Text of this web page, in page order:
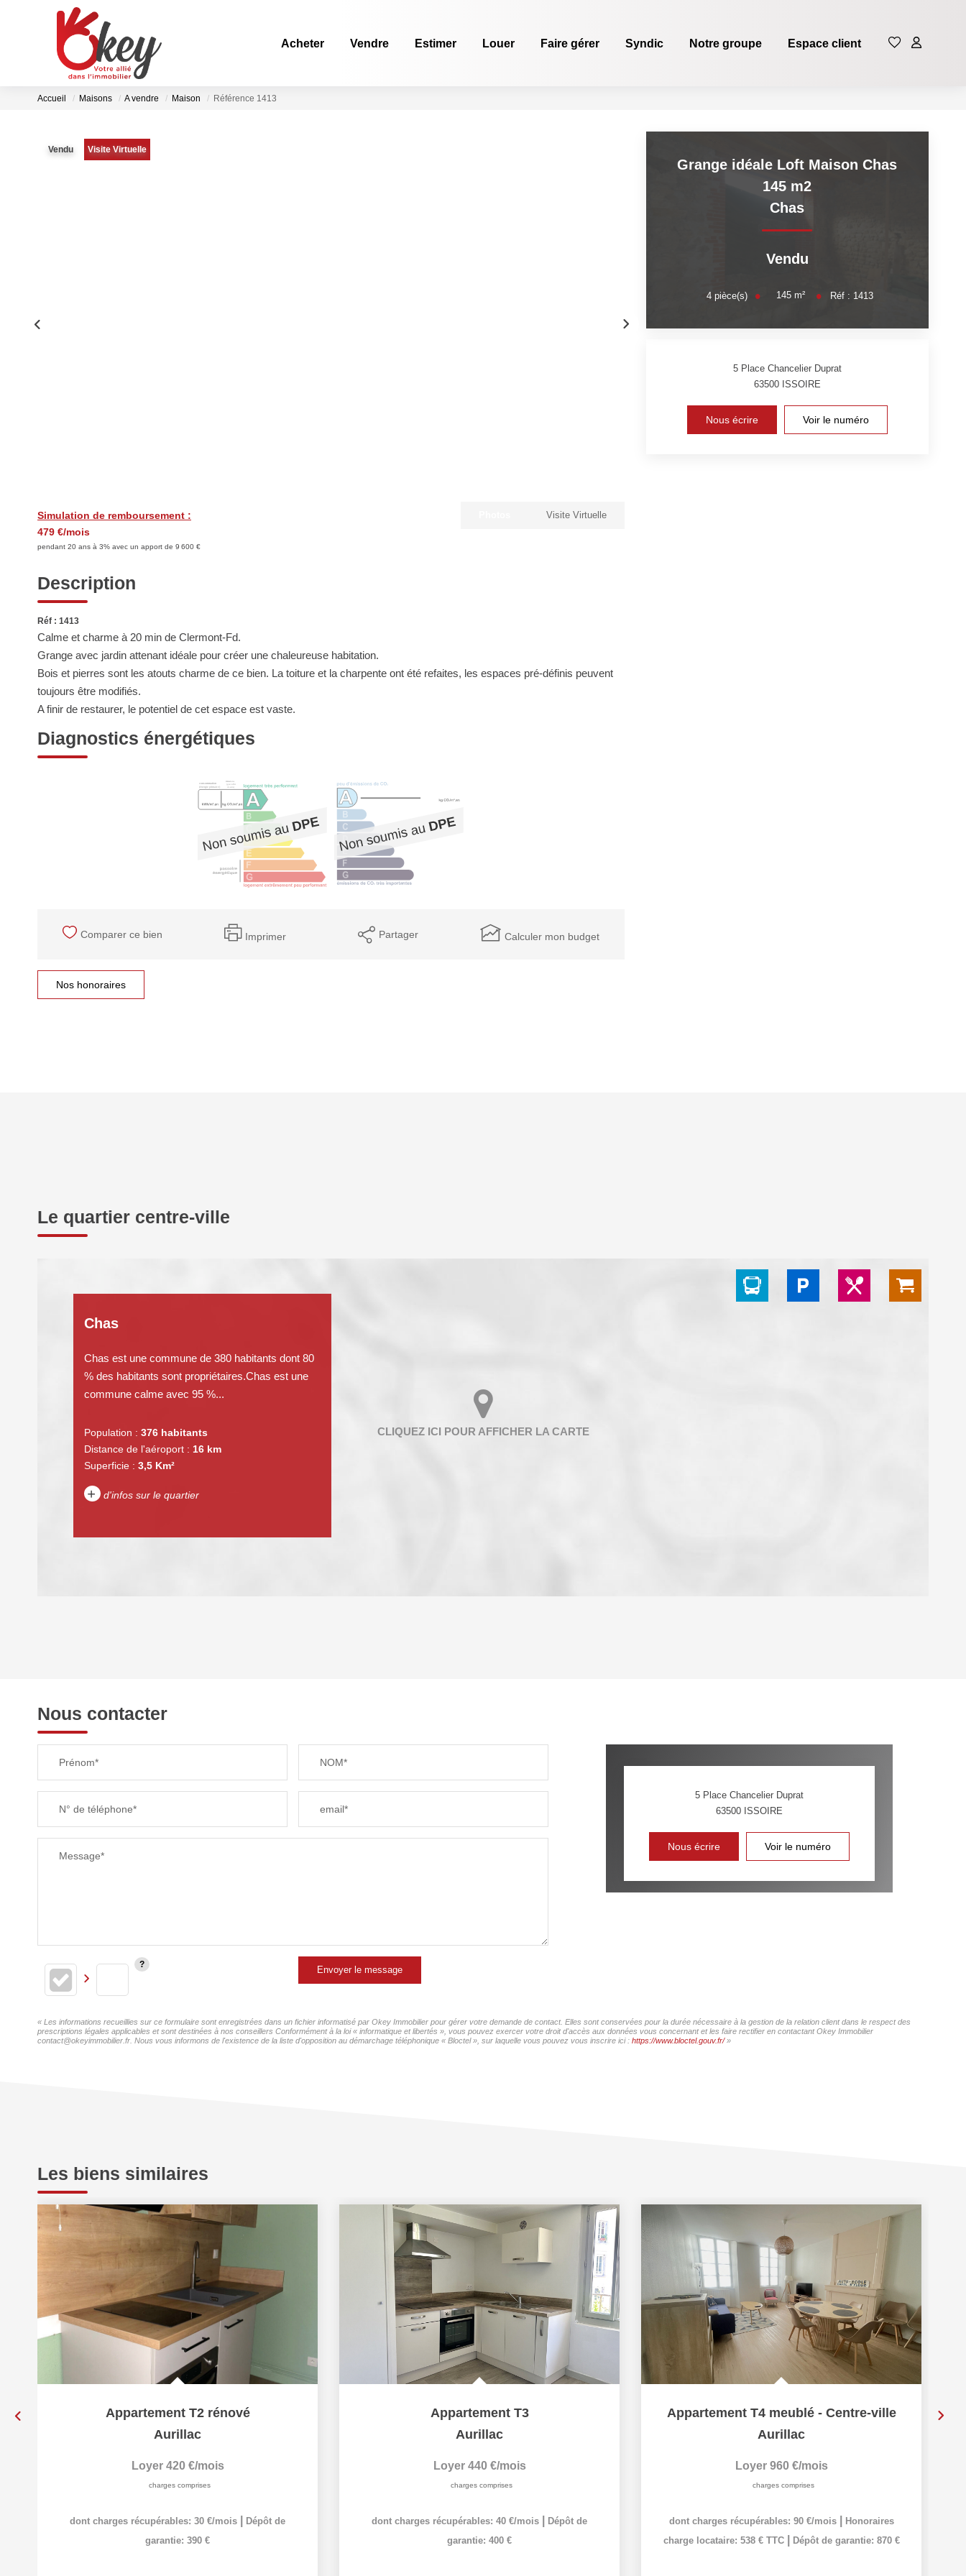
Acheter Vendre Estimer Louer Faire gérer Syndic Notre groupe Espace client
Accueil Maisons A vendre Maison Référence 1413
Vendu Visite Virtuelle
Simulation de remboursement :
479 €/mois
pendant 20 ans à 3% avec un apport de 9 600 €
Visite Virtuelle
Description
Réf : 1413
Calme et charme à 20 min de Clermont-Fd.
Grange avec jardin attenant idéale pour créer une chaleureuse habitation.
Bois et pierres sont les atouts charme de ce bien. La toiture et la charpente ont été refaites, les espaces pré-définis peuvent
toujours être modifiés.
A finir de restaurer, le potentiel de cet espace est vaste.
Diagnostics énergétiques
Comparer ce bien Imprimer Partager Calculer mon budget
Nos honoraires
Grange idéale Loft Maison Chas
145 m2
Chas
Vendu
4pièce(s) 145 m² Réf : 1413
5 Place Chancelier Duprat
63500 ISSOIRE
Nous écrire Voir le numéro
Le quartier centre-ville
Chas
Chas est une commune de 380 habitants dont 80
% des habitants sont propriétaires.Chas est une
commune calme avec 95 %...
Population : 376 habitants
Distance de l'aéroport : 16 km
Superficie : 3,5 Km²
+ d'infos sur le quartier
TAXE FONCIÈRE
RESTAURANTS ET CAFÉS COMMERCES MÉDECINS
Nous contacter
Prénom* NOM*
N° de téléphone* email*
Message*
Envoyer le message
5 Place Chancelier Duprat
63500 ISSOIRE
Nous écrire Voir le numéro
« Les informations recueillies sur ce formulaire sont enregistrées dans un fichier informatisé par Okey Immobilier pour gérer votre demande de contact. Elles sont conservées pour la durée nécessaire à la gestion de la relation client dans le respect des
prescriptions légales applicables et sont destinées à nos conseillers Conformément à la loi « informatique et libertés », vous pouvez exercer votre droit d'accès aux données vous concernant et les faire rectifier en contactant Okey Immobilier
contact@okeyimmobilier.fr. Nous vous informons de l'existence de la liste d'opposition au démarchage téléphonique « Bloctel », sur laquelle vous pouvez vous inscrire ici : https://www.bloctel.gouv.fr/»
Les biens similaires
Appartement T2 rénové
Aurillac
Loyer 420 €/mois
charges comprises
dont charges récupérables: 30 €/mois
Dépôt de
garantie: 390 €
Appartement T3
Aurillac
Loyer 440 €/mois
charges comprises
dont charges récupérables: 40 €/mois
Dépôt de
garantie: 400 €
Appartement T4 meublé - Centre-ville
Aurillac
Loyer 960 €/mois
charges comprises
dont charges récupérables: 90 €/mois
Honoraires
charge locataire: 538 € TTC
Dépôt de garantie: 870 €